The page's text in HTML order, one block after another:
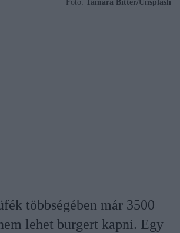
Fotó: Tamara Bitter/Unsplash
többségében már 3500
lehet burgert kapni. Egy